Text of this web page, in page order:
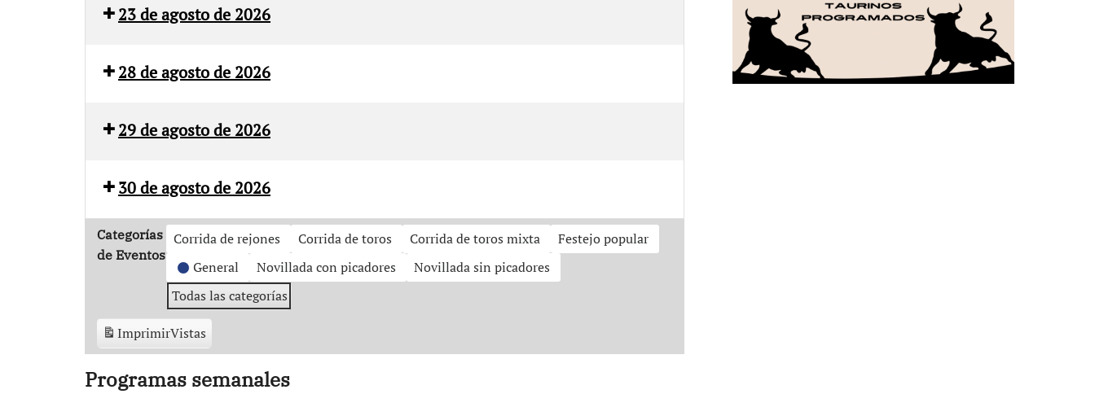
Extremadura
Sur 23 de agosto de 2026
Sur 28 de agosto de 2026
La
29 de agosto de 2026
Sur
La
Media
30 de agosto de 2026
Castilla
La
Mancha
Categorías
de Eventos
Corrida de rejones Corrida de toros Corrida de toros mixta
Festejo popular
General
Novillada con picadores
Novillada sin picadores
Todas las categorías
ImprimirVistas
Programas semanales